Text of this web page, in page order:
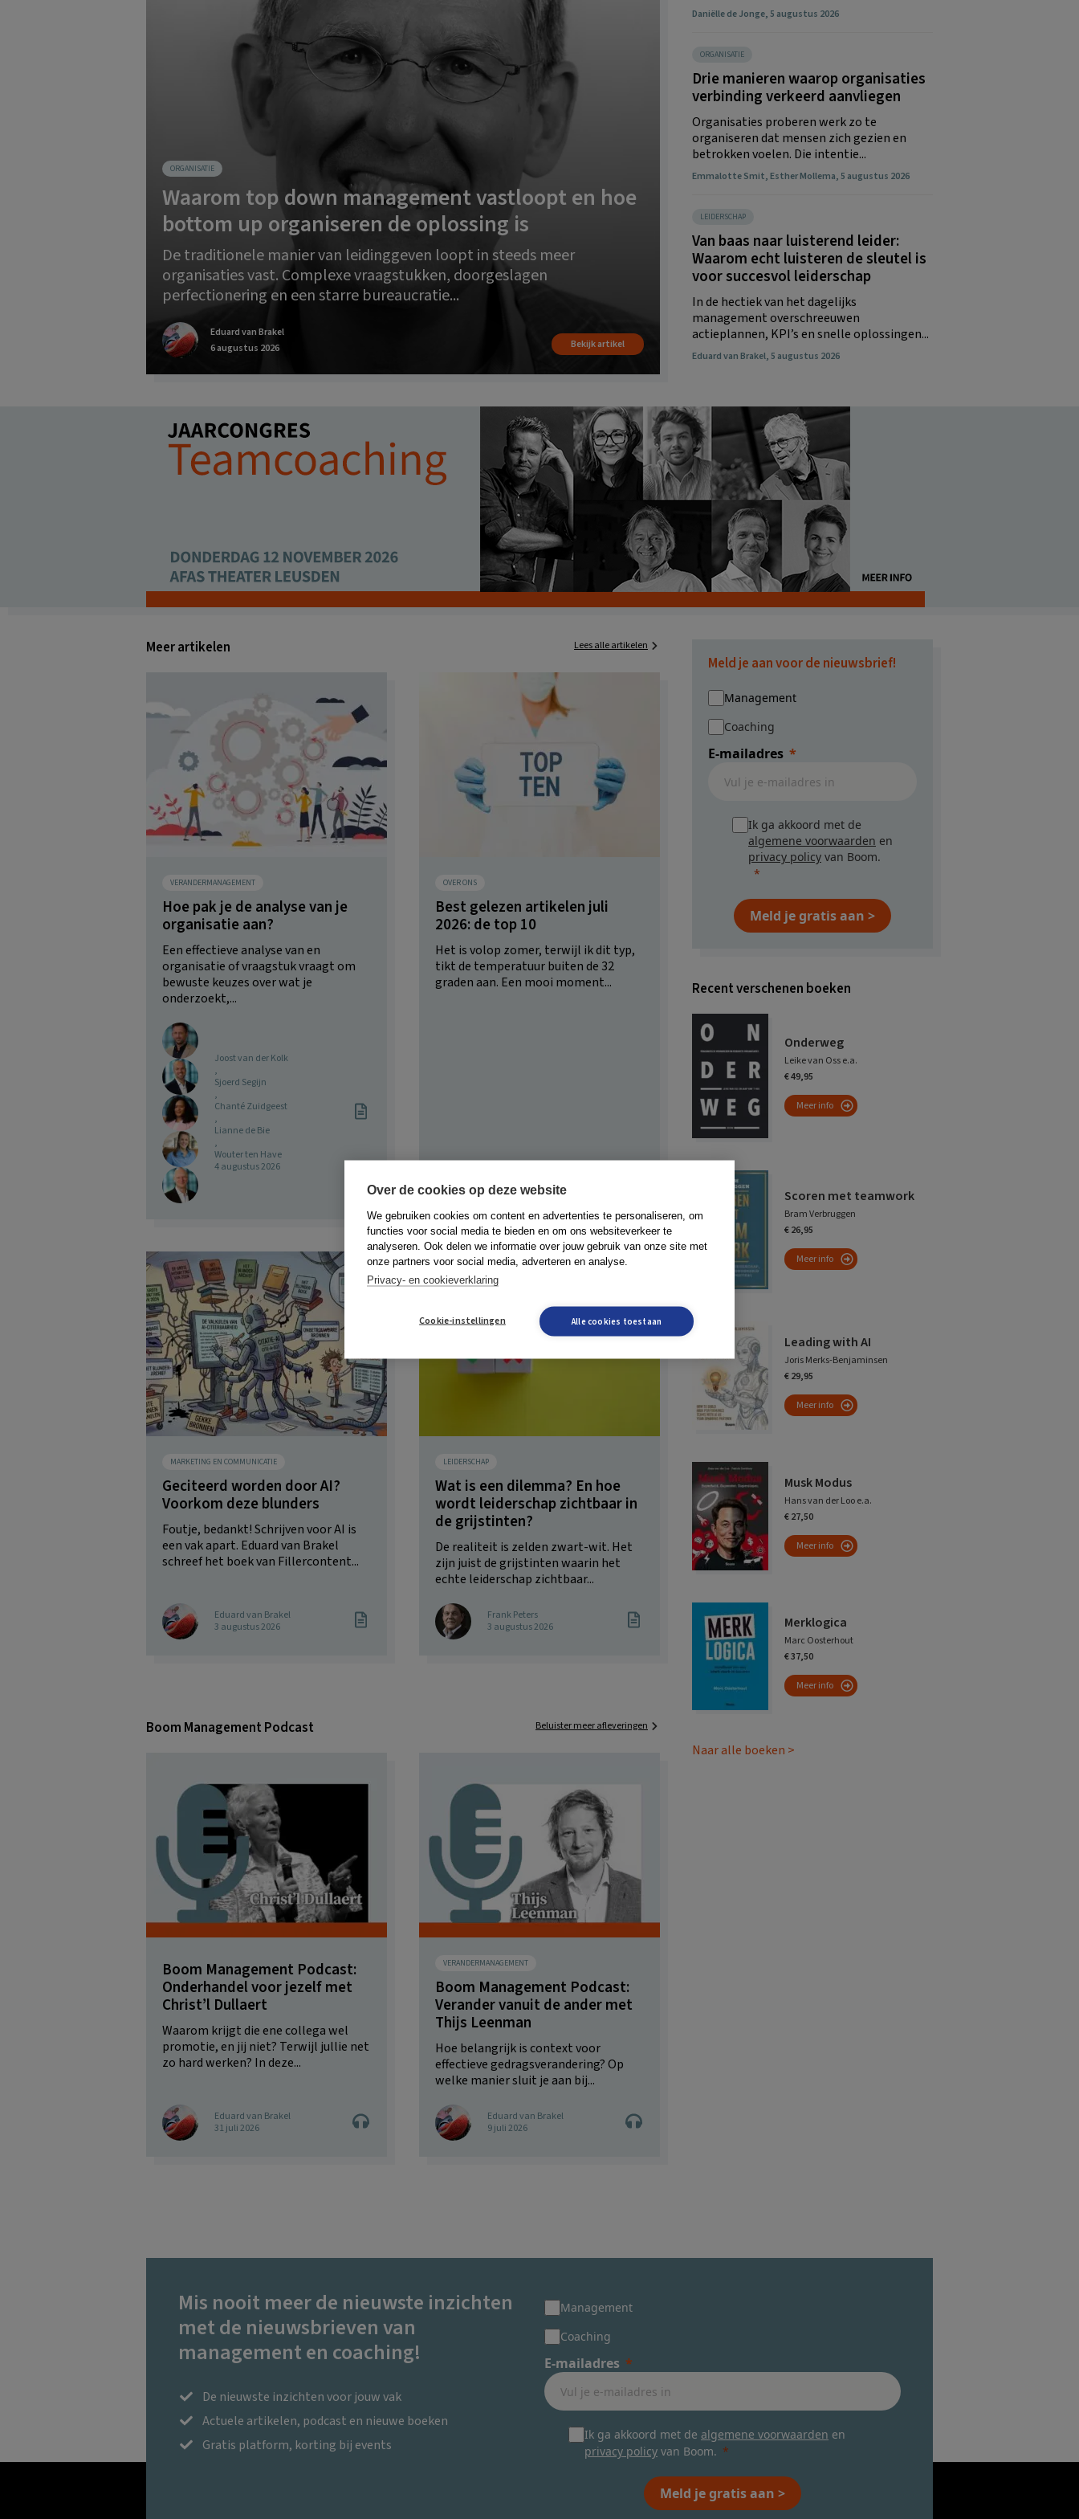
ORGANISATIE
Waarom top down management vastloopt en hoe
bottom up organiseren de oplossing is
De traditionele manier van leidinggeven loopt in steeds meer
organisaties vast. Complexe vraagstukken, doorgeslagen
perfectionering en een starre bureaucratie...
Eduard van Brakel
6 augustus 2026
Bekijk artikel
Daniëlle de Jonge, 5 augustus 2026
ORGANISATIE
Drie manieren waarop organisaties
verbinding verkeerd aanvliegen
Organisaties proberen werk zo te
organiseren dat mensen zich gezien en
betrokken voelen. Die intentie...
Emmalotte Smit,Esther Mollema, 5 augustus 2026
LEIDERSCHAP
Van baas naar luisterend leider:
Waarom echt luisteren de sleutel is
voor succesvol leiderschap
In de hectiek van het dagelijks
management overschreeuwen
actieplannen, KPI’s en snelle oplossingen...
Eduard van Brakel, 5 augustus 2026
Meer artikelen Lees alle artikelen
VERANDERMANAGEMENT
Hoe pak je de analyse van je
organisatie aan?
Een effectieve analyse van en
organisatie of vraagstuk vraagt om
bewuste keuzes over wat je
onderzoekt,...
Joost van der Kolk
,
Sjoerd Segijn
,
Chanté Zuidgeest
,
Lianne de Bie
,
Wouter ten Have
4 augustus 2026
OVER ONS
Best gelezen artikelen juli
2026: de top 10
Het is volop zomer, terwijl ik dit typ,
tikt de temperatuur buiten de 32
graden aan. Een mooi moment...
4 augustus 2026
MARKETING EN COMMUNICATIE
Geciteerd worden door AI?
Voorkom deze blunders
Foutje, bedankt! Schrijven voor AI is
een vak apart. Eduard van Brakel
schreef het boek van Fillercontent...
Eduard van Brakel
3 augustus 2026
LEIDERSCHAP
Wat is een dilemma? En hoe
wordt leiderschap zichtbaar in
de grijstinten?
De realiteit is zelden zwart-wit. Het
zijn juist de grijstinten waarin het
echte leiderschap zichtbaar...
Frank Peters
3 augustus 2026
Boom Management Podcast Beluister meer afleveringen
Boom Management Podcast:
Onderhandel voor jezelf met
Christ’l Dullaert
Waarom krijgt die ene collega wel
promotie, en jij niet? Terwijl jullie net
zo hard werken? In deze...
Eduard van Brakel
31 juli 2026
VERANDERMANAGEMENT
Boom Management Podcast:
Verander vanuit de ander met
Thijs Leenman
Hoe belangrijk is context voor
effectieve gedragsverandering? Op
welke manier sluit je aan bij...
Eduard van Brakel
9 juli 2026
Meld je aan voor de nieuwsbrief!
Management
Coaching
E-mailadres
Ik ga akkoord met de
algemene voorwaarden en
privacy policy van Boom.
Meld je gratis aan >
Recent verschenen boeken
Onderweg
Leike van Oss e.a.
€ 49,95
Meer info
Scoren met teamwork
Bram Verbruggen
€ 26,95
Meer info
Leading with AI
Joris Merks-Benjaminsen
€ 29,95
Meer info
Musk Modus
Hans van der Loo e.a.
€ 27,50
Meer info
Merklogica
Marc Oosterhout
€ 37,50
Meer info
Naar alle boeken >
Mis nooit meer de nieuwste inzichten
met de nieuwsbrieven van
management en coaching!
De nieuwste inzichten voor jouw vak
Actuele artikelen, podcast en nieuwe boeken
Gratis platform, korting bij events
Management
Coaching
E-mailadres
Ik ga akkoord met de algemene voorwaarden en
privacy policy van Boom.
Meld je gratis aan >
Over de cookies op deze website
We gebruiken cookies om content en advertenties te personaliseren, om
functies voor social media te bieden en om ons websiteverkeer te
analyseren. Ook delen we informatie over jouw gebruik van onze site met
onze partners voor social media, adverteren en analyse.
Privacy- en cookieverklaring
Cookie-instellingen Alle cookies toestaan